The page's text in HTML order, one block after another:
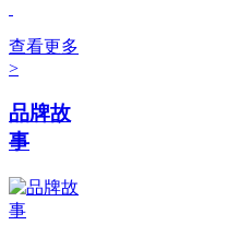
查看更多
>
品牌故
事